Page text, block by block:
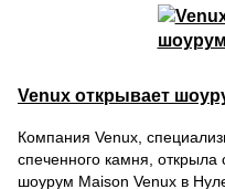
Venux открывает
Компания Venux,
спеченного камня,
шоурум Maison Venux в